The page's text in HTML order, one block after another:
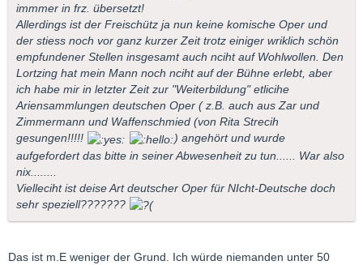
immmer in frz. übersetzt!
Allerdings ist der Freischütz ja nun keine komische Oper und
der stiess noch vor ganz kurzer Zeit trotz einiger wriklich schön
empfundener Stellen insgesamt auch nciht auf Wohlwollen. Den
Lortzing hat mein Mann noch nciht auf der Bühne erlebt, aber
ich habe mir in letzter Zeit zur "Weiterbildung" etlicihe
Ariensammlungen deutschen Oper ( z.B. auch aus Zar und
Zimmermann und Waffenschmied (von Rita Strecih
gesungen!!!!!
) angehört und wurde
aufgefordert das bitte in seiner Abwesenheit zu tun...... War also
nix........
Vielleciht ist deise Art deutscher Oper für NIcht-Deutsche doch
sehr speziell???????
Das ist m.E weniger der Grund. Ich würde niemanden unter 50